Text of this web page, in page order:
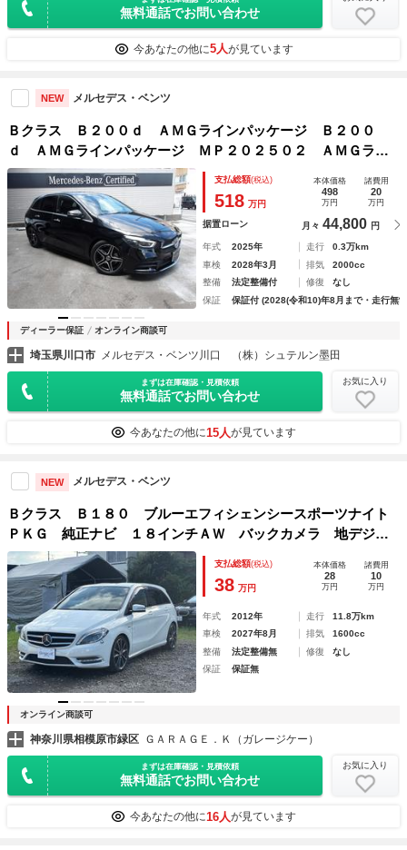
無料通話でお問い合わせ
今あなたの他に5人が見ています
NEW メルセデス・ベンツ
Ｂクラス Ｂ２００ｄ ＡＭＧラインパッケージ Ｂ２００
ｄ ＡＭＧラインパッケージ ＭＰ２０２５０２ ＡＭＧライ
ン ＭＢＵＸＡＲナビ コスモスブラック（メタリック） レ
ザーＤＩＮＡＭＩＣＡ：ブラック
支払総額(税込)
518 万円
本体価格
498
万円
諸費用
20
万円
据置ローン 月々 44,800 円
年式 2025年 走行
0.3万km
車検
2028年3月 排気
2000cc
整備
法定整備付 修復
なし
保証
保証付 (2028(令和10)年8月まで・走行無
ディーラー保証 オンライン商談可
埼玉県川口市 メルセデス・ベンツ川口 （株）シュテルン墨田
まずは在庫確認・見積依頼
無料通話でお問い合わせ
お気に入り
今あなたの他に15人が見ています
NEW メルセデス・ベンツ
Ｂクラス Ｂ１８０ ブルーエフィシェンシースポーツナイト
ＰＫＧ 純正ナビ １８インチＡＷ バックカメラ 地デジ
Ｂｌｕｅｔｏｏｔｈ ＥＴＣ オートライト キセノンヘッド
ライト
支払総額(税込)
38 万円
本体価格
28
万円
諸費用
10
万円
年式 2012年 走行
11.8万km
車検
2027年8月 排気
1600cc
整備
法定整備無 修復
なし
保証
保証無
オンライン商談可
神奈川県相模原市緑区 ＧＡＲＡＧＥ．Ｋ（ガレージケー）
まずは在庫確認・見積依頼
無料通話でお問い合わせ
お気に入り
今あなたの他に16人が見ています